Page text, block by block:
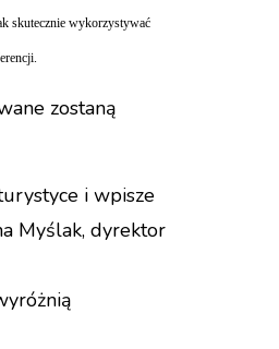
skutecznie wykorzystywać
zostaną
i wpisze
Myślak, dyrektor